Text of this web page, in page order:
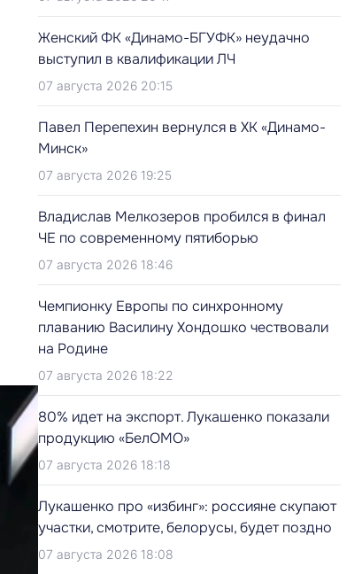
Женский ФК «Динамо-БГУФК» неудачно
выступил в квалификации ЛЧ
07 августа 2026 20:15
Павел Перепехин вернулся в ХК «Динамо-
Минск»
07 августа 2026 19:25
Владислав Мелкозеров пробился в финал
ЧЕ по современному пятиборью
07 августа 2026 18:46
Чемпионку Европы по синхронному
плаванию Василину Хондошко чествовали
на Родине
07 августа 2026 18:22
80% идет на экспорт. Лукашенко показали
продукцию «БелОМО»
07 августа 2026 18:18
Лукашенко про «избинг»: россияне скупают
участки, смотрите, белорусы, будет поздно
07 августа 2026 18:08